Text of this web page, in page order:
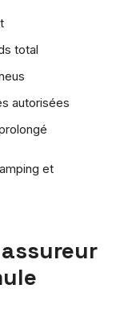
total
autorisées
et